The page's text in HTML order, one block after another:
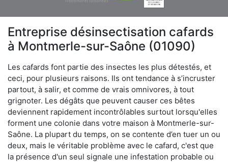
Entreprise désinsectisation cafards
à Montmerle-sur-Saône (01090)
Les cafards font partie des insectes les plus détestés, et
ceci, pour plusieurs raisons. Ils ont tendance à s’incruster
partout, à salir, et comme de vrais omnivores, à tout
grignoter. Les dégâts que peuvent causer ces bêtes
deviennent rapidement incontrôlables surtout lorsqu'elles
forment une colonie dans votre maison à Montmerle-sur-
Saône. La plupart du temps, on se contente d’en tuer un ou
deux, mais le véritable problème avec le cafard, c'est que
la présence d'un seul signale une infestation probable ou